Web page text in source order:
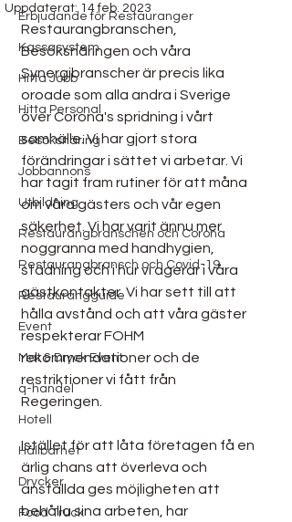
Erbjudande för Restauranger
Kassasystem
Hitta Jobb
Hitta Personal
Besöksnäring
Jobbannons
Utbildning
Restaurangbranschen och Corona
Restaurangbransch och Covid-19
Restaurangguide
Event
Mat & Dryck Event
q-handel
Hotell
Hållbarhet
Drycker
Food Truck
Uppdaterat: 14 feb. 2023
Restaurangbranschen,
Besöksnäringen och våra
Synergibranscher är precis lika
oroade som alla andra i Sverige
över Corona's spridning i vårt
samhälle. Vi har gjort stora
förändringar i sättet vi arbetar. Vi
har tagit fram rutiner för att måna
om våra gästers och vår egen
säkerhet. Vi har varit ännu mer
noggranna med handhygien,
städning och i hur vi agerar i våra
gästkontakter. Vi har sett till att
hålla avstånd och att våra gäster
respekterar FOHM
rekommendationer och de
restriktioner vi fått från
Regeringen.
Istället för att låta företagen få en
ärlig chans att överleva och
anställda ges möjligheten att
behålla sina arbeten, har